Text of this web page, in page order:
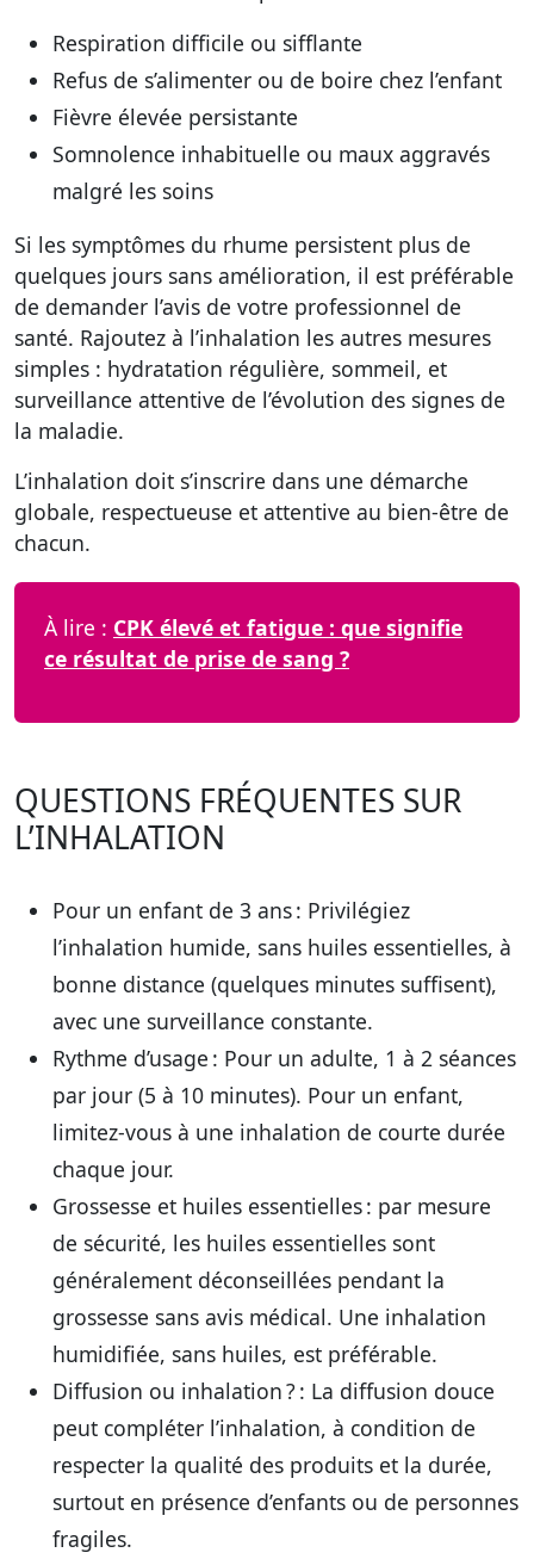
Respiration difficile ou sifflante
Refus de s’alimenter ou de boire chez l’enfant
Fièvre élevée persistante
Somnolence inhabituelle ou maux aggravés
malgré les soins
Si les symptômes du rhume persistent plus de
quelques jours sans amélioration, il est préférable
de demander l’avis de votre professionnel de
santé. Rajoutez à l’inhalation les autres mesures
simples : hydratation régulière, sommeil, et
surveillance attentive de l’évolution des signes de
la maladie.
L’inhalation doit s’inscrire dans une démarche
globale, respectueuse et attentive au bien-être de
chacun.
À lire : CPK élevé et fatigue : que signifie
ce résultat de prise de sang ?
QUESTIONS FRÉQUENTES SUR
L’INHALATION
Pour un enfant de 3 ans : Privilégiez
l’inhalation humide, sans huiles essentielles, à
bonne distance (quelques minutes suffisent),
avec une surveillance constante.
Rythme d’usage : Pour un adulte, 1 à 2 séances
par jour (5 à 10 minutes). Pour un enfant,
limitez-vous à une inhalation de courte durée
chaque jour.
Grossesse et huiles essentielles: par mesure
de sécurité, les huiles essentielles sont
généralement déconseillées pendant la
grossesse sans avis médical. Une inhalation
humidifiée, sans huiles, est préférable.
Diffusion ou inhalation ? : La diffusion douce
peut compléter l’inhalation, à condition de
respecter la qualité des produits et la durée,
surtout en présence d’enfants ou de personnes
fragiles.